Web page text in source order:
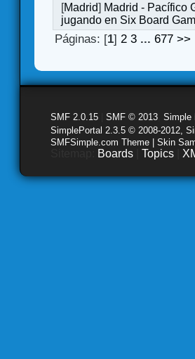
[Madrid] Madrid - Pacífico
jugando en Six Board
Páginas: [1]2 3 ...677 >>
SMF 2.0.15 SMF © 2013 Simple
SimplePortal 2.3.5 © 2008-2012,
SMFSimple.com Theme | Skin
Boards Topics